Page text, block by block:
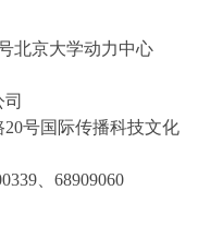
北京大学动力中心
号国际传播科技文化
、 68909060